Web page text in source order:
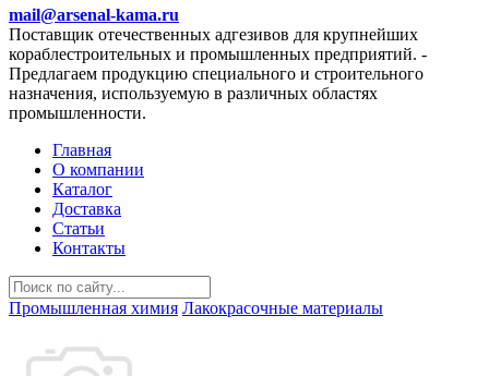
mail@arsenal-kama.ru
Поставщик отечественных адгезивов для крупнейших
кораблестроительных и промышленных предприятий. -
Предлагаем продукцию специального и строительного
назначения, используемую в различных областях
промышленности.
Главная
О компании
Каталог
Доставка
Статьи
Контакты
Промышленная химия Лакокрасочные материалы